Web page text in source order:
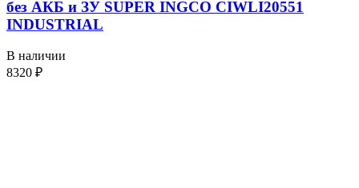
без АКБ и ЗУ SUPER INGCO CIWLI20551
INDUSTRIAL
В наличии
8320 ₽